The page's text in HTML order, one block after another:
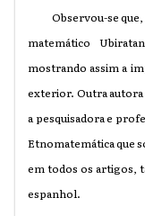
Observou-se que,
matemático
mostrando assim a
exterior. Outra autora
a pesquisadora e
Etnomatemática que
em todos os artigos,
espanhol.